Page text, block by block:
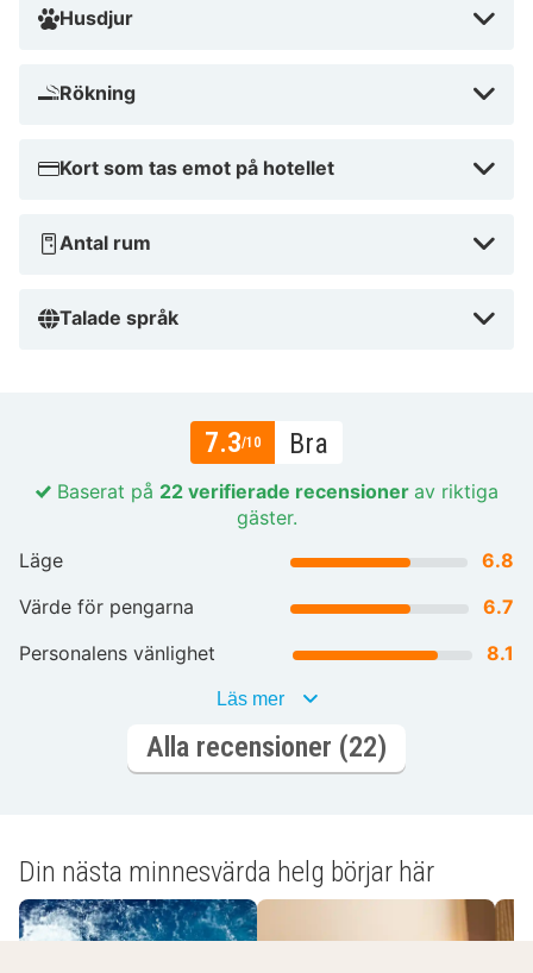
Husdjur
Rökning
Kort som tas emot på hotellet
Antal rum
Talade språk
7.3/10 Bra
Baserat på 22 verifierade recensioner av riktiga
gäster.
Läge
6.8
Värde för pengarna
6.7
Personalens vänlighet
8.1
Läs mer
Alla recensioner (22)
Din nästa minnesvärda helg börjar här